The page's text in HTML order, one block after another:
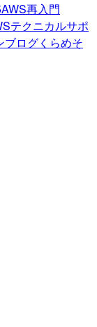
AWS再入門
テクニカルサポ
ブログくらめそ